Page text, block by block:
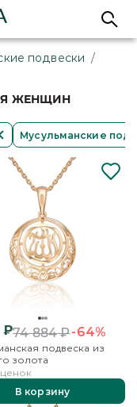
подвески /
ЖЕНЩИН
Мусульманские
74 884₽-64%
подвеска из
золота
В корзину